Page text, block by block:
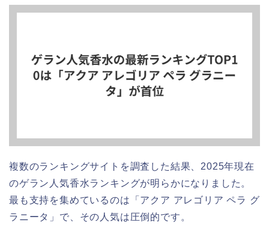
複数のランキングサイトを調査した結果、2025年現在
のゲラン人気香水ランキングが明らかになりました。
最も支持を集めているのは「アクア アレゴリア ペラ グ
ラニータ」で、その人気は圧倒的です。